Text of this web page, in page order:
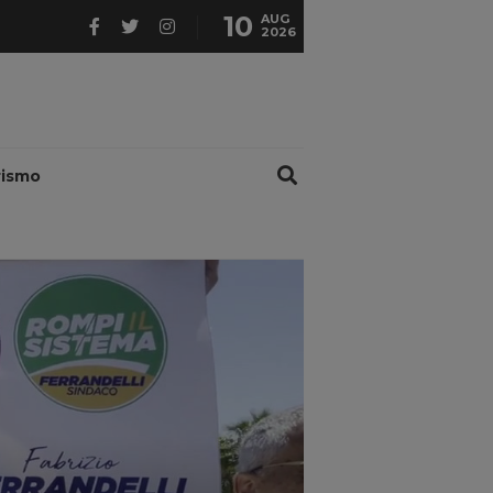
10 AUG
2026